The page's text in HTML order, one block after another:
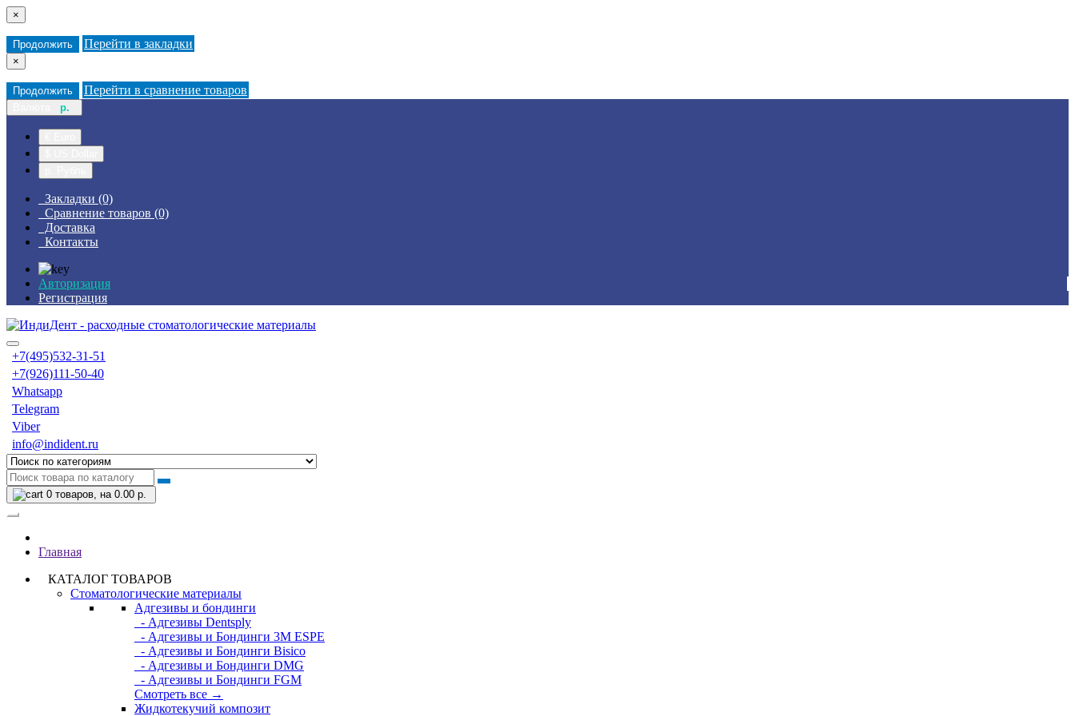
×
Продолжить Перейти в закладки
×
Продолжить Перейти в сравнение товаров
р.
Закладки (0)
Сравнение товаров (0)
Доставка
Контакты
Авторизация
Регистрация
+7(495)532-31-51
+7(926)111-50-40
Whatsapp
Telegram
Viber
info@indident.ru
0 товаров, на 0.00 р.
Главная
КАТАЛОГ ТОВАРОВ
Стоматологические материалы
Адгезивы и бондинги
- Адгезивы Dentsply
- Адгезивы и Бондинги 3M ESPE
- Адгезивы и Бондинги Bisico
- Адгезивы и Бондинги DMG
- Адгезивы и Бондинги FGM
Смотреть все →
Жидкотекучий композит